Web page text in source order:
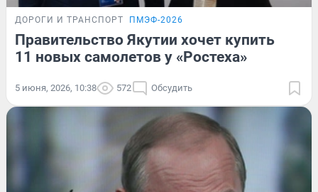
ДОРОГИ И ТРАНСПОРТ ПМЭФ-2026
Правительство Якутии хочет купить
11 новых самолетов у «Ростеха»
5 июня, 2026, 10:38 572 Обсудить